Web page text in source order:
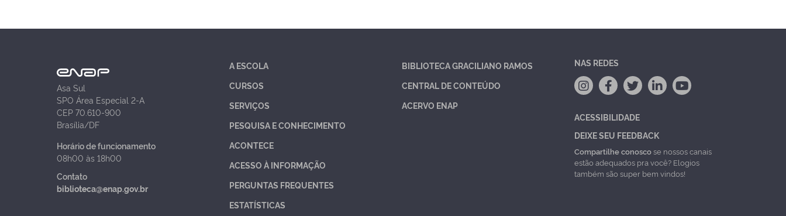
Asa Sul
SPO Área Especial 2-A
CEP 70.610-900
Brasília/DF
Horário de funcionamento
08h00 às 18h00
Contato
biblioteca@enap.gov.br
A ESCOLA
CURSOS
SERVIÇOS
PESQUISA E CONHECIMENTO
ACONTECE
ACESSO À INFORMAÇÃO
PERGUNTAS FREQUENTES
ESTATÍSTICAS
BIBLIOTECA GRACILIANO RAMOS
CENTRAL DE CONTEÚDO
ACERVO ENAP
NAS REDES
ACESSIBILIDADE
DEIXE SEU FEEDBACK
Compartilhe conoscose nossos canais
estão adequados pra você? Elogios
também são super bem vindos!